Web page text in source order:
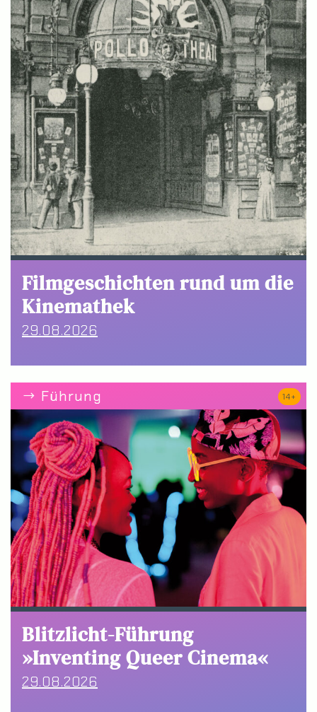
Filmgeschichten rund um die
Kinemathek
29.08.2026
Führung
Blitzlicht-Führung
»Inventing Queer Cinema«
29.08.2026
14+